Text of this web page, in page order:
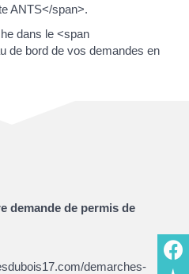
ANTS</span>.
dans le <span
de bord de vos demandes en
demande de permis de
demarches-